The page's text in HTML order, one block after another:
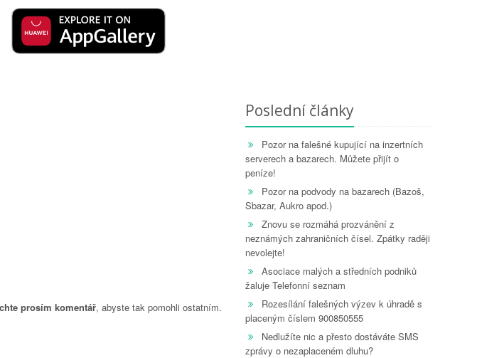
prosím komentář, abyste tak pomohli ostatním.
Poslední články
Pozor na falešné kupující na inzertních
serverech a bazarech. Můžete přijít o
peníze!
Pozor na podvody na bazarech (Bazoš,
Sbazar, Aukro apod.)
Znovu se rozmáhá prozvánění z
neznámých zahraničních čísel. Zpátky raději
nevolejte!
Asociace malých a středních podniků
žaluje Telefonní seznam
Rozesílání falešných výzev k úhradě s
placeným číslem 900850555
Nedlužíte nic a přesto dostáváte SMS
zprávy o nezaplaceném dluhu?